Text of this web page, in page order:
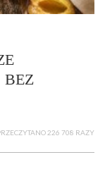
226 708 RAZY